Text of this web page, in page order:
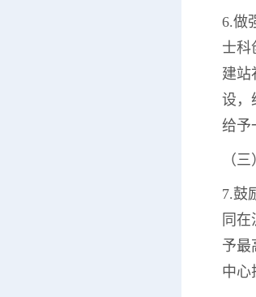
6.做
士科
建站
设，
给予
（
7.鼓
同
予最
中心